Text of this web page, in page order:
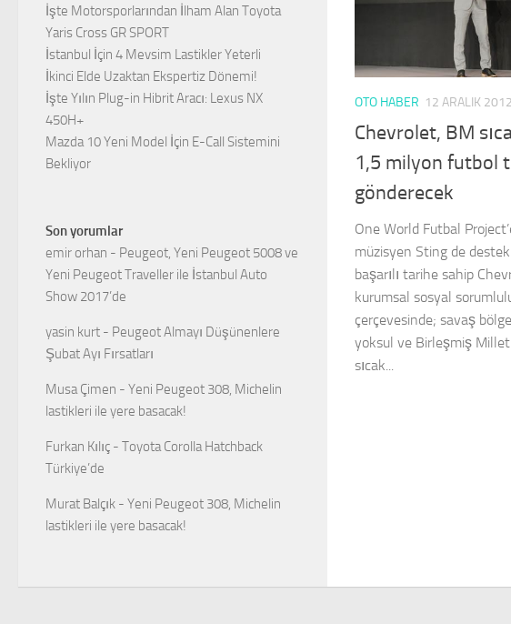
OTO HABER 12 ARALIK 2012
Chevrolet, BM
1,5 milyon futbol
gönderecek
One World Futbal
müzisyen Sting de
başarılı tarihe sahip
kurumsal sosyal
çerçevesinde; savaş
yoksul ve Birleşmiş
sıcak...
İşte Motorsporlarından İlham Alan Toyota
Yaris Cross GR SPORT
İstanbul İçin 4 Mevsim Lastikler Yeterli
İkinci Elde Uzaktan Ekspertiz Dönemi!
İşte Yılın Plug-in Hibrit Aracı: Lexus NX
450H+
Mazda 10 Yeni Model İçin E-Call Sistemini
Bekliyor
Son yorumlar
emir orhan - Peugeot, Yeni Peugeot 5008 ve
Yeni Peugeot Traveller ile İstanbul Auto
Show 2017’de
yasin kurt - Peugeot Almayı Düşünenlere
Şubat Ayı Fırsatları
Musa Çimen - Yeni Peugeot 308, Michelin
lastikleri ile yere basacak!
Furkan Kılıç - Toyota Corolla Hatchback
Türkiye’de
Murat Balçık - Yeni Peugeot 308, Michelin
lastikleri ile yere basacak!